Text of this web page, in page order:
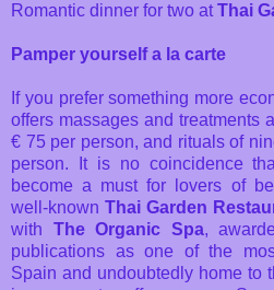
Romantic dinner for two atThai
Pamper yourself a la carte
If you prefer something more
offers massages and treatments
€ 75 per person, and rituals of
person. It is no coincidence
become a must for lovers of
well-known Thai Garden
with The Organic Spa,
publications as one of the
Spain and undoubtedly home to